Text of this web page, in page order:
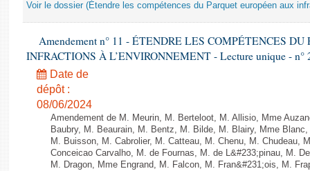
Voir le dossier (Étendre les compétences du Parquet européen aux
Amendement n° 11 - ÉTENDRE LES COMPÉTENCES
INFRACTIONS À L’ENVIRONNEMENT - Lecture unique - n°
Date de
dépôt :
08/06/2024
Amendement de M. Meurin, M. Berteloot, M. Allisio, Mme
Baubry, M. Beaurain, M. Bentz, M. Bilde, M. Blairy, Mme
M. Buisson, M. Cabrolier, M. Catteau, M. Chenu, M. Chudeau,
Conceicao Carvalho, M. de Fournas, M. de L&#233;pinau, M.
M. Dragon, Mme Engrand, M. Falcon, M. Fran&#231;ois, M.